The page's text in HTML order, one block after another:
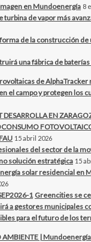
en Mundoenergía 8
turbina de vapor más
una fábrica de
de AlphaTracker
el campo y protegen los
DESARROLLA EN
15 abril 2026
del sector de la
solución estratégica 15
solar residencial en
Greencities se
a gestores municipales
para el futuro de los
AMBIENTE |